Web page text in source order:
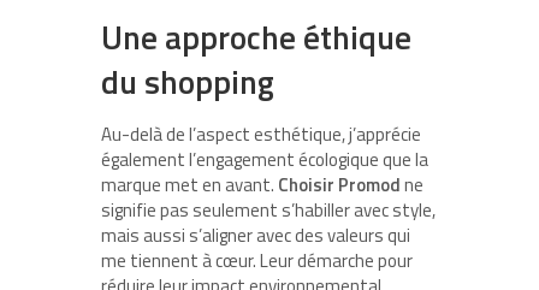
Une approche éthique
du shopping
Au-delà de l’aspect esthétique, j’apprécie
également l’engagement écologique que la
marque met en avant. Choisir Promodne
signifie pas seulement s’habiller avec style,
mais aussi s’aligner avec des valeurs qui
me tiennent à cœur. Leur démarche pour